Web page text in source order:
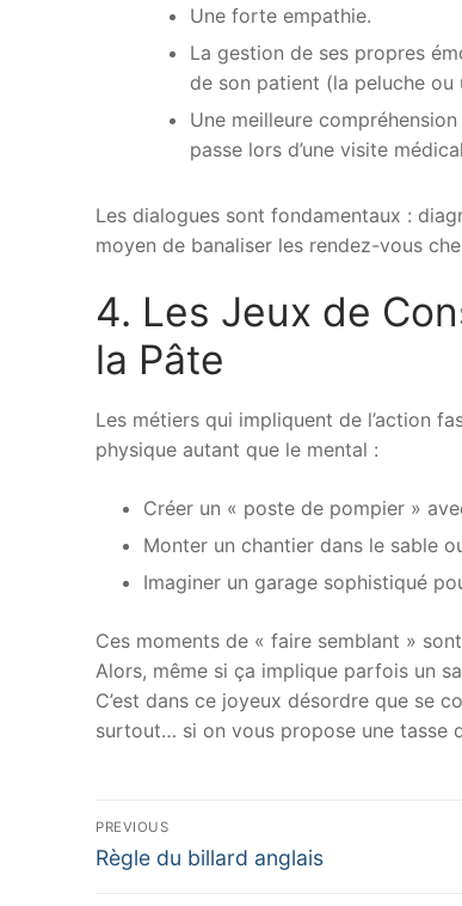
Une forte empathie.
La gestion de ses propres
de son patient (la peluche ou
Une meilleure
passe lors d’une visite
Les dialogues sont fondamentaux :
moyen de banaliser les rendez-vous
4. Les Jeux de
la Pâte
Les métiers qui impliquent de l’action
physique autant que le mental :
Créer un « poste de pompier »
Monter un chantier dans le sable
Imaginer un garage sophistiqué
Ces moments de « faire semblant »
Alors, même si ça implique parfois un
C’est dans ce joyeux désordre que se
surtout… si on vous propose une tasse
Navigation
de
PREVIOUS
Previous
Règle du billard anglais